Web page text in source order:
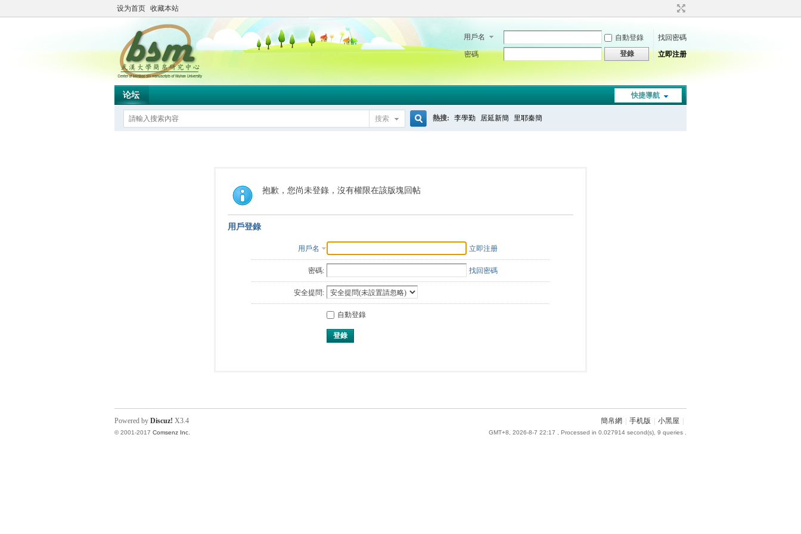
设为首页 收藏本站
用戶名 自動登錄
找回密碼
密碼
登錄 立即注册
快捷導航
论坛
搜索
索
熱搜: 李學勤 居延新簡 里耶秦簡
抱歉，您尚未登錄，沒有權限在該版塊回帖
用戶登錄
用戶名 立即注册
密碼: 找回密碼
安全提問:
自動登錄
登錄
簡帛網 手机版 小黑屋
GMT+8, 2026-8-7 22:17 , Processed in 0.027914 second(s), 9 queries .
Powered by Discuz! X3.4
© 2001-2017 Comsenz Inc.